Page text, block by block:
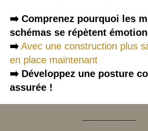
➡️ Comprenez pourquoi les
schémas se répètent
➡️ Avec une construction plus
en place maintenant
➡️ Développez une posture
assurée !